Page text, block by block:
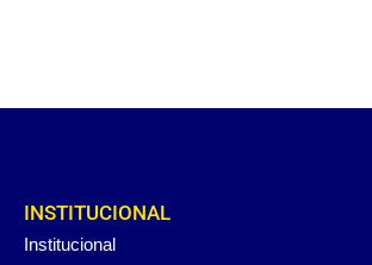
INSTITUCIONAL
Institucional